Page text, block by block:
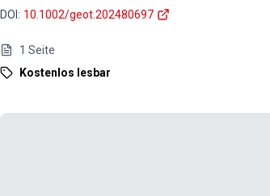
DOI : 10.1002/geot.202480697
1 Seite
Kostenlos lesbar